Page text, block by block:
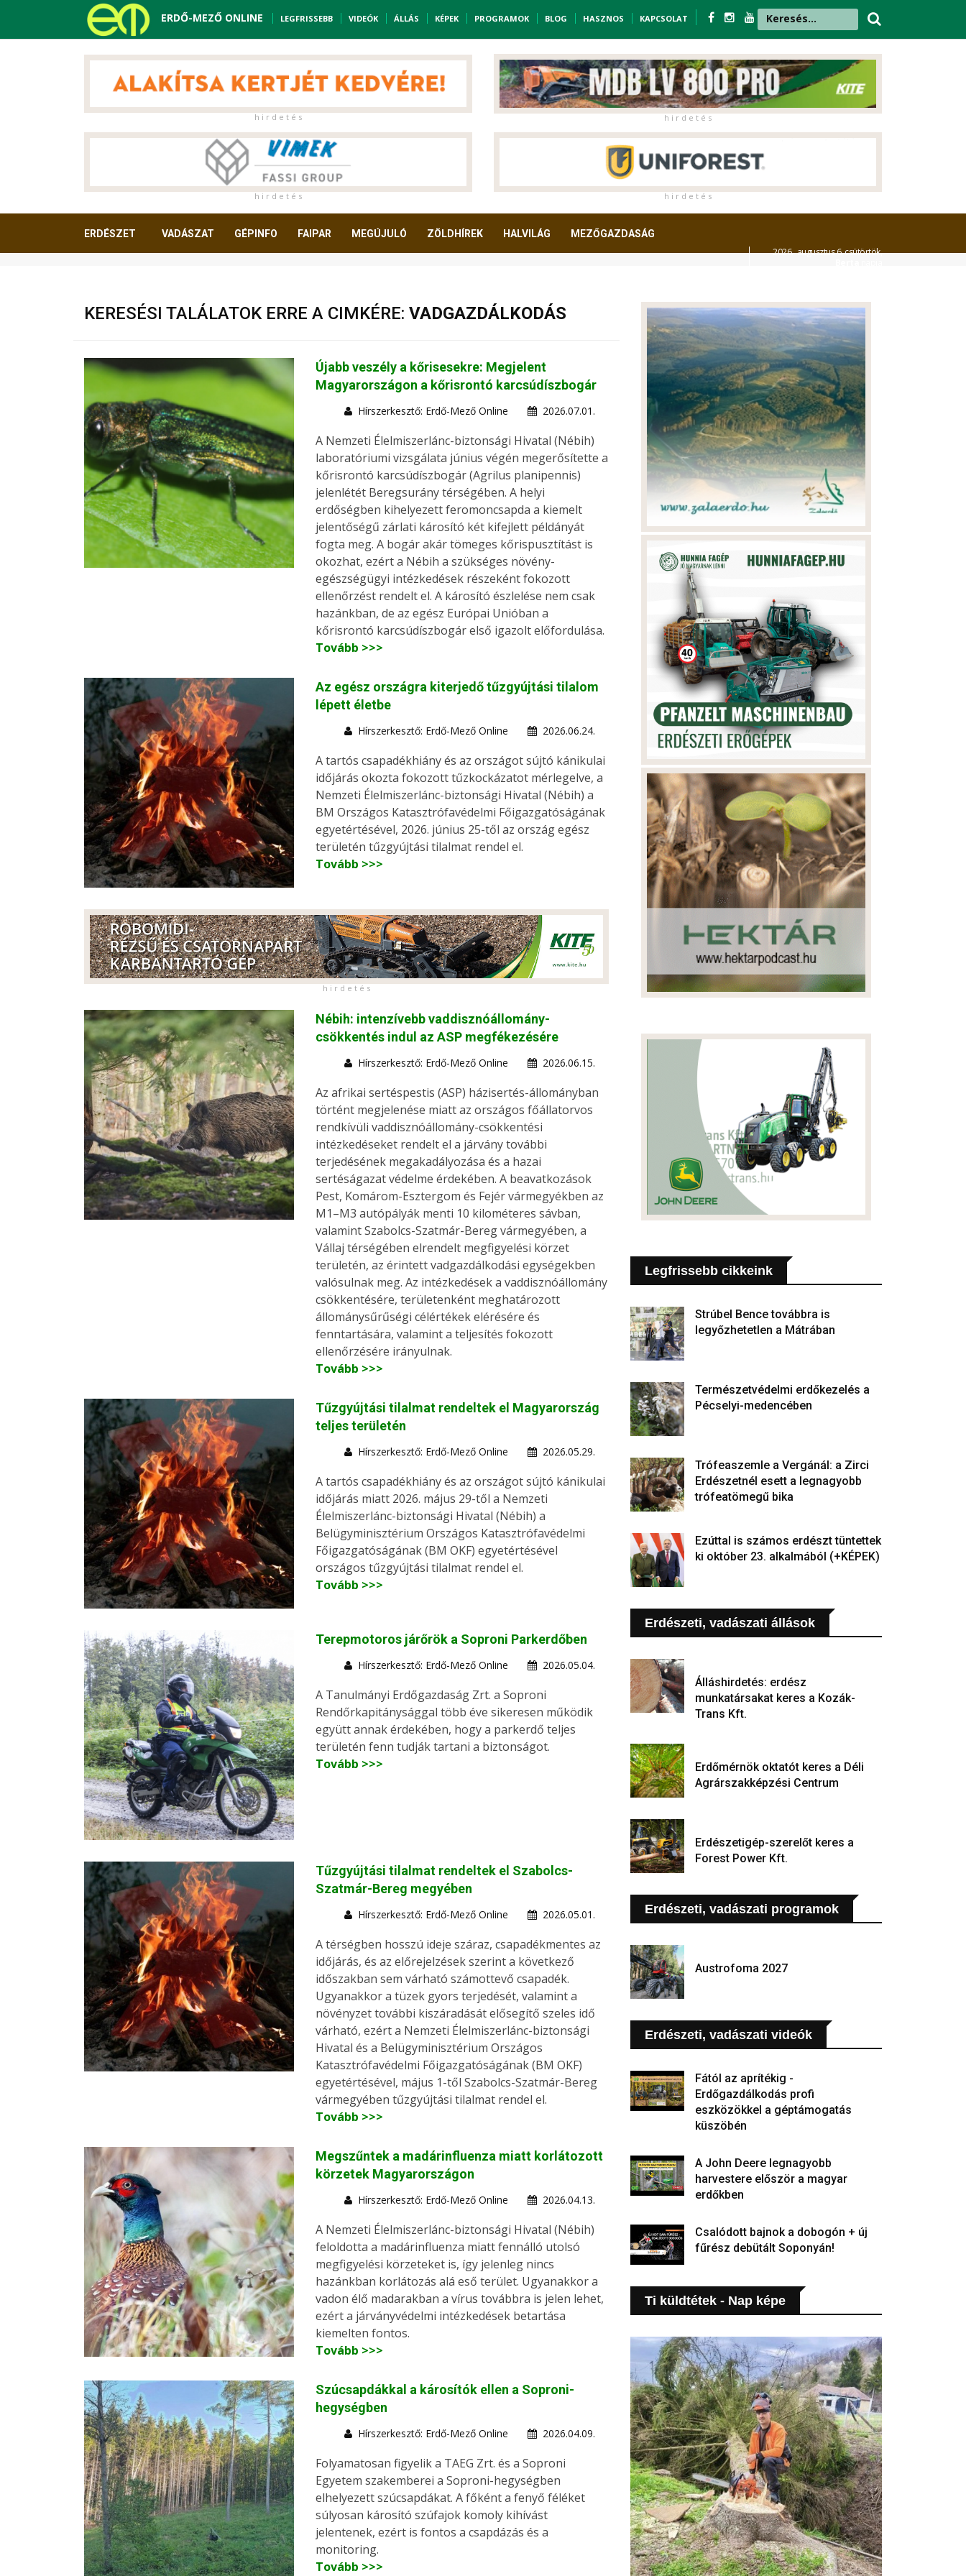
ERDŐ-MEZŐ ONLINE LEGFRISSEBB VIDEÓK ÁLLÁS KÉPEK PROGRAMOK BLOG HASZNOS KAPCSOLAT
h i r d e t é s h i r d e t é s
h i r d e t é s h i r d e t é s
ERDÉSZET VADÁSZAT GÉPINFO FAIPAR MEGÚJULÓ ZÖLDHÍREK HALVILÁG MEZŐGAZDASÁG
2026. augusztus 6. csütörtök,
KERESÉSI TALÁLATOK ERRE A CIMKÉRE: VADGAZDÁLKODÁS
Újabb veszély a kőrisesekre: Megjelent
Magyarországon a kőrisrontó karcsúdíszbogár
Hírszerkesztő: Erdő-Mező Online 2026.07.01.
A Nemzeti Élelmiszerlánc-biztonsági Hivatal (Nébih)
laboratóriumi vizsgálata június végén megerősítette a
kőrisrontó karcsúdíszbogár (Agrilus planipennis)
jelenlétét Beregsurány térségében. A helyi
erdőségben kihelyezett feromoncsapda a kiemelt
jelentőségű zárlati károsító két kifejlett példányát
fogta meg. A bogár akár tömeges kőrispusztítást is
okozhat, ezért a Nébih a szükséges növény-
egészségügyi intézkedések részeként fokozott
ellenőrzést rendelt el. A károsító észlelése nem csak
hazánkban, de az egész Európai Unióban a
kőrisrontó karcsúdíszbogár első igazolt előfordulása.
Tovább >>>
Az egész országra kiterjedő tűzgyújtási tilalom
lépett életbe
Hírszerkesztő: Erdő-Mező Online 2026.06.24.
A tartós csapadékhiány és az országot sújtó kánikulai
időjárás okozta fokozott tűzkockázatot mérlegelve, a
Nemzeti Élelmiszerlánc-biztonsági Hivatal (Nébih) a
BM Országos Katasztrófavédelmi Főigazgatóságának
egyetértésével, 2026. június 25-től az ország egész
területén tűzgyújtási tilalmat rendel el.
Tovább >>>
h i r d e t é s
Nébih: intenzívebb vaddisznóállomány-
csökkentés indul az ASP megfékezésére
Hírszerkesztő: Erdő-Mező Online 2026.06.15.
Az afrikai sertéspestis (ASP) házisertés-állományban
történt megjelenése miatt az országos főállatorvos
rendkívüli vaddisznóállomány-csökkentési
intézkedéseket rendelt el a járvány további
terjedésének megakadályozása és a hazai
sertéságazat védelme érdekében. A beavatkozások
Pest, Komárom-Esztergom és Fejér vármegyékben az
M1–M3 autópályák menti 10 kilométeres sávban,
valamint Szabolcs-Szatmár-Bereg vármegyében, a
Vállaj térségében elrendelt megfigyelési körzet
területén, az érintett vadgazdálkodási egységekben
valósulnak meg. Az intézkedések a vaddisznóállomány
csökkentésére, területenként meghatározott
állománysűrűségi célértékek elérésére és
fenntartására, valamint a teljesítés fokozott
ellenőrzésére irányulnak.
Tovább >>>
Tűzgyújtási tilalmat rendeltek el Magyarország
teljes területén
Hírszerkesztő: Erdő-Mező Online 2026.05.29.
A tartós csapadékhiány és az országot sújtó kánikulai
időjárás miatt 2026. május 29-től a Nemzeti
Élelmiszerlánc-biztonsági Hivatal (Nébih) a
Belügyminisztérium Országos Katasztrófavédelmi
Főigazgatóságának (BM OKF) egyetértésével
országos tűzgyújtási tilalmat rendel el.
Tovább >>>
Terepmotoros járőrök a Soproni Parkerdőben
Hírszerkesztő: Erdő-Mező Online 2026.05.04.
A Tanulmányi Erdőgazdaság Zrt. a Soproni
Rendőrkapitánysággal több éve sikeresen működik
együtt annak érdekében, hogy a parkerdő teljes
területén fenn tudják tartani a biztonságot.
Tovább >>>
Tűzgyújtási tilalmat rendeltek el Szabolcs-
Szatmár-Bereg megyében
Hírszerkesztő: Erdő-Mező Online 2026.05.01.
A térségben hosszú ideje száraz, csapadékmentes az
időjárás, és az előrejelzések szerint a következő
időszakban sem várható számottevő csapadék.
Ugyanakkor a tüzek gyors terjedését, valamint a
növényzet további kiszáradását elősegítő szeles idő
várható, ezért a Nemzeti Élelmiszerlánc-biztonsági
Hivatal és a Belügyminisztérium Országos
Katasztrófavédelmi Főigazgatóságának (BM OKF)
egyetértésével, május 1-től Szabolcs-Szatmár-Bereg
vármegyében tűzgyújtási tilalmat rendel el.
Tovább >>>
Megszűntek a madárinfluenza miatt korlátozott
körzetek Magyarországon
Hírszerkesztő: Erdő-Mező Online 2026.04.13.
A Nemzeti Élelmiszerlánc-biztonsági Hivatal (Nébih)
feloldotta a madárinfluenza miatt fennálló utolsó
megfigyelési körzeteket is, így jelenleg nincs
hazánkban korlátozás alá eső terület. Ugyanakkor a
vadon élő madarakban a vírus továbbra is jelen lehet,
ezért a járványvédelmi intézkedések betartása
kiemelten fontos.
Tovább >>>
Szúcsapdákkal a károsítók ellen a Soproni-
hegységben
Hírszerkesztő: Erdő-Mező Online 2026.04.09.
Folyamatosan figyelik a TAEG Zrt. és a Soproni
Egyetem szakemberei a Soproni-hegységben
elhelyezett szúcsapdákat. A főként a fenyő féléket
súlyosan károsító szúfajok komoly kihívást
jelentenek, ezért is fontos a csapdázás és a
monitoring.
Tovább >>>
Legfrissebb cikkeink
Strúbel Bence továbbra is
legyőzhetetlen a Mátrában
Természetvédelmi erdőkezelés a
Pécselyi-medencében
Trófeaszemle a Vergánál: a Zirci
Erdészetnél esett a legnagyobb
trófeatömegű bika
Ezúttal is számos erdészt tüntettek
ki október 23. alkalmából (+KÉPEK)
Erdészeti, vadászati állások
Álláshirdetés: erdész
munkatársakat keres a Kozák-
Trans Kft.
Erdőmérnök oktatót keres a Déli
Agrárszakképzési Centrum
Erdészetigép-szerelőt keres a
Forest Power Kft.
Erdészeti, vadászati programok
Austrofoma 2027
Erdészeti, vadászati videók
Fától az aprítékig -
Erdőgazdálkodás profi
eszközökkel a géptámogatás
küszöbén
A John Deere legnagyobb
harvestere először a magyar
erdőkben
Csalódott bajnok a dobogón + új
fűrész debütált Soponyán!
Ti küldtétek - Nap képe